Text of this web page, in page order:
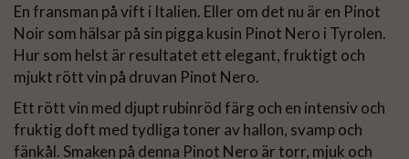
En fransman på vift i Italien. Eller om det nu är en Pinot
Noir som hälsar på sin pigga kusin Pinot Nero i Tyrolen.
Hur som helst är resultatet ett elegant, fruktigt och
mjukt rött vin på druvan Pinot Nero.
Ett rött vin med djupt rubinröd färg och en intensiv och
fruktig doft med tydliga toner av hallon, svamp och
fänkål. Smaken på denna Pinot Nero är torr, mjuk och